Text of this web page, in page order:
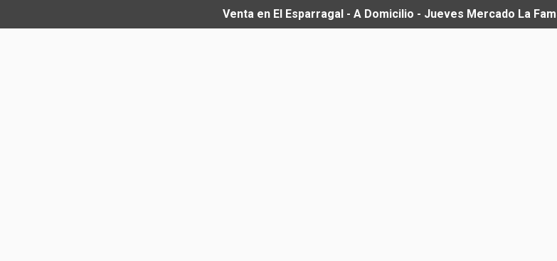
Venta en El Esparragal - A Domicilio - Jueves Mercado La